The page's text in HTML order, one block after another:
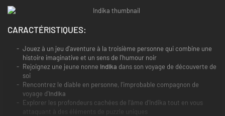
CARACTÉRISTIQUES:
Jouez à un jeu d'aventure à la troisième personne qui combine une
histoire imaginative et un sens de l'humour noir
Rejoignez une jeune nonne Indika dans son voyage de découverte de
soi
Rencontrez le diable en personne, l'improbable compagnon de
voyage d'Indika
Explorer les profondeurs cachées de l'âme d'Indika tout en vous
attaquant à des éléments de puzzle uniques